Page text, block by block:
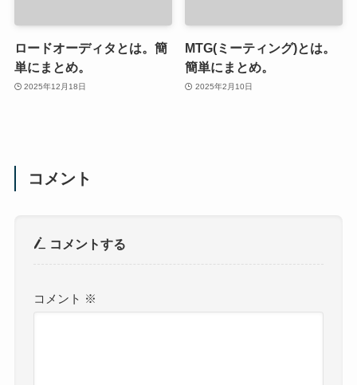
ロードオーディタとは。簡
単にまとめ。
2025年12月18日
MTG(ミーティング)とは。
簡単にまとめ。
2025年2月10日
コメント
コメントする
コメント ※